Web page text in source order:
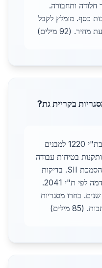
חלודה ותחבורה.
כסף. מומלץ לקבל
בקריית גת?
מסגריות בקריית גת חייבות בת"י 1220 למבנים
לריתוך ותקנות בטיחות עבודה
2026. כולל ISO 45001 והסמכת SII. בדיקות
עומסים, נגד אש ורעידות אדמה לפי ת"י 2041.
עמידה מבטיחה אחריות 10 שנים. בחרו מסגריות
מילים)